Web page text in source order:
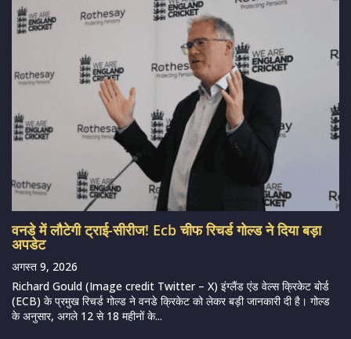
वनडे में लौटेगी ट्राई-सीरीज! Ecb चीफ रिचर्ड गोल्ड ने दिया बड़ा
अपडेट
अगस्त 9, 2026
Richard Gould (Image credit Twitter – X) इंग्लैंड एंड वेल्स क्रिकेट बोर्ड
(ECB) के प्रमुख रिचर्ड गोल्ड ने वनडे क्रिकेट को लेकर बड़ी जानकारी दी है। गोल्ड
के अनुसार, अगले 12 से 18 महीनों के...